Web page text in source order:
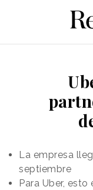
La empresa
septiembre
Para Uber,